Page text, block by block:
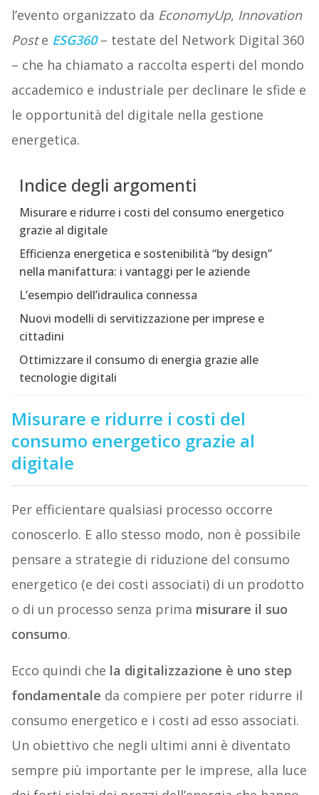
l’evento organizzato da EconomyUp, Innovation
Poste ESG360– testate del Network Digital 360
– che ha chiamato a raccolta esperti del mondo
accademico e industriale per declinare le sfide e
le opportunità del digitale nella gestione
energetica.
Indice degli argomenti
Misurare e ridurre i costi del consumo energetico
grazie al digitale
Efficienza energetica e sostenibilità “by design”
nella manifattura: i vantaggi per le aziende
L’esempio dell’idraulica connessa
Nuovi modelli di servitizzazione per imprese e
cittadini
Ottimizzare il consumo di energia grazie alle
tecnologie digitali
Misurare e ridurre i costi del
consumo energetico grazie al
digitale
Per efficientare qualsiasi processo occorre
conoscerlo. E allo stesso modo, non è possibile
pensare a strategie di riduzione del consumo
energetico (e dei costi associati) di un prodotto
o di un processo senza prima misurare il suo
consumo.
Ecco quindi che la digitalizzazione è uno step
fondamentale da compiere per poter ridurre il
consumo energetico e i costi ad esso associati.
Un obiettivo che negli ultimi anni è diventato
sempre più importante per le imprese, alla luce